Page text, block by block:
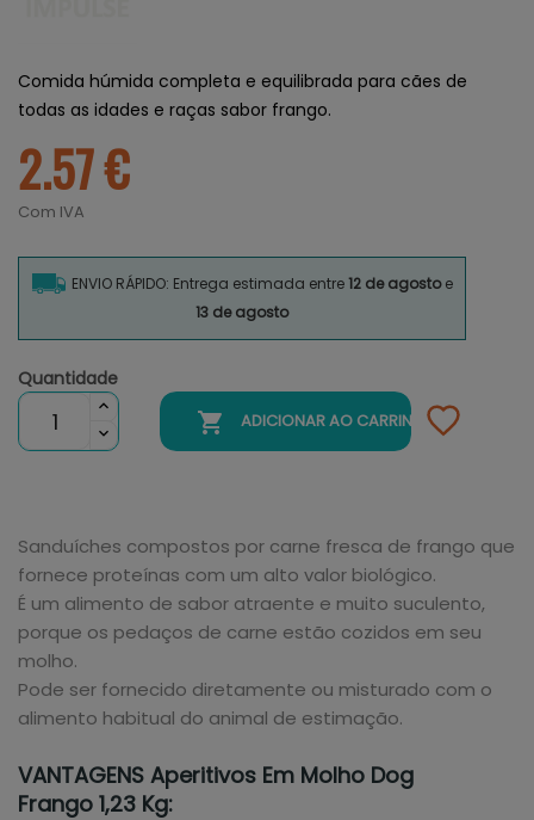
Comida húmida completa e equilibrada para cães de
todas as idades e raças sabor frango.
2.57 €
Com IVA
ENVIO RÁPIDO: Entrega estimada entre12 de agostoe
13 de agosto
Quantidade
 ADICIONAR AO CARRINHO
Sanduíches compostos por carne fresca de frango que
fornece proteínas com um alto valor biológico.
É um alimento de sabor atraente e muito suculento,
porque os pedaços de carne estão cozidos em seu
molho.
Pode ser fornecido diretamente ou misturado com o
alimento habitual do animal de estimação.
VANTAGENS Aperitivos Em Molho Dog
Frango 1,23 Kg: